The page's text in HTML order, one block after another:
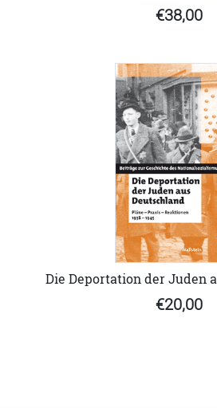
€38,00
Die Deportation der Juden
€20,00